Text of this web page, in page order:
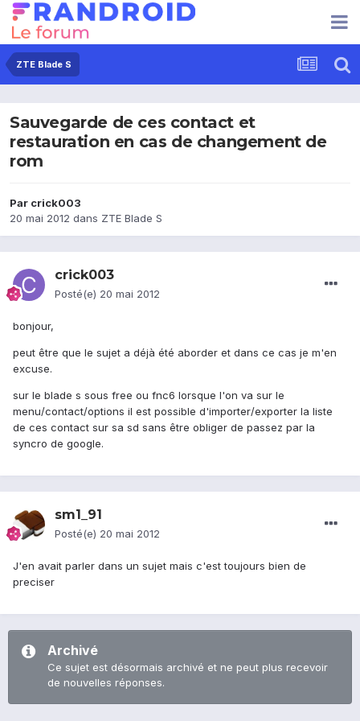
ZTE Blade S
Sauvegarde de ces contact et
restauration en cas de changement de
rom
Par crick003
20 mai 2012 dans ZTE Blade S
crick003
Posté(e) 20 mai 2012
bonjour,
peut être que le sujet a déjà été aborder et dans ce cas je m'en
excuse.
sur le blade s sous free ou fnc6 lorsque l'on va sur le
menu/contact/options il est possible d'importer/exporter la liste
de ces contact sur sa sd sans être obliger de passez par la
syncro de google.
sm1_91
Posté(e) 20 mai 2012
J'en avait parler dans un sujet mais c'est toujours bien de
preciser
Archivé
Ce sujet est désormais archivé et ne peut plus recevoir
de nouvelles réponses.